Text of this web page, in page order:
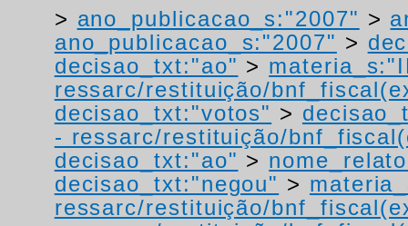
> ano_publicacao_s:"2007" >
ano_publicacao_s:"2007" >
decisao_txt:"ao" >
ressarc/restituição/
decisao_txt:"votos" >
- ressarc/restituição/
decisao_txt:"ao" >
decisao_txt:"negou" >
ressarc/restituição/